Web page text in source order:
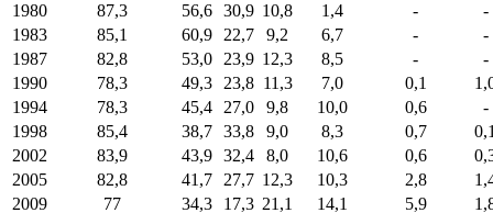
1980
87,3 56,6 30,9 10,8 1,4 -
-
1983
85,1 60,9 22,7 9,2 6,7 -
-
1987
82,8 53,0 23,9 12,3 8,5 -
-
1990
78,3 49,3 23,8 11,3 7,0 0,1
1994
78,3 45,4 27,0 9,8 10,0 0,6
-
1998
85,4 38,7 33,8 9,0 8,3 0,7
2002
83,9 43,9 32,4 8,0 10,6 0,6
2005
82,8 41,7 27,7 12,3 10,3 2,8
2009
77 34,3 17,3 21,1 14,1 5,9